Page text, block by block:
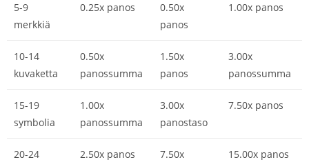
5-9
merkkiä
0.25x panos
0.50x
panos
1.00x panos
10-14
kuvaketta
0.50x
panossumma
1.50x
panos
3.00x
panossumma
15-19
symbolia
1.00x
panossumma
3.00x
panostaso
7.50x panos
20-24
2.50x panos
7.50x
15.00x panos